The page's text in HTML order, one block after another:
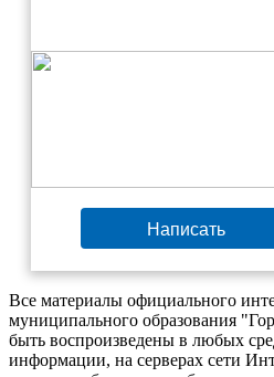
Написать
Все материалы официального
муниципального образования
быть воспроизведены в любых
информации, на серверах сети